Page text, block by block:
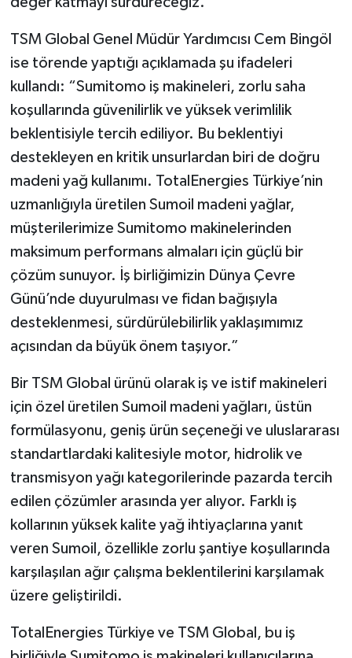
TSM Global Genel Müdür Yardımcısı Cem Bingöl
ise törende yaptığı açıklamada şu ifadeleri
kullandı: “Sumitomo iş makineleri, zorlu saha
koşullarında güvenilirlik ve yüksek verimlilik
beklentisiyle tercih ediliyor. Bu beklentiyi
destekleyen en kritik unsurlardan biri de doğru
madeni yağ kullanımı. TotalEnergies Türkiye’nin
uzmanlığıyla üretilen Sumoil madeni yağlar,
müşterilerimize Sumitomo makinelerinden
maksimum performans almaları için güçlü bir
çözüm sunuyor. İş birliğimizin Dünya Çevre
Günü’nde duyurulması ve fidan bağışıyla
desteklenmesi, sürdürülebilirlik yaklaşımımız
açısından da büyük önem taşıyor.”
Bir TSM Global ürünü olarak iş ve istif makineleri
için özel üretilen Sumoil madeni yağları, üstün
formülasyonu, geniş ürün seçeneği ve uluslararası
standartlardaki kalitesiyle motor, hidrolik ve
transmisyon yağı kategorilerinde pazarda tercih
edilen çözümler arasında yer alıyor. Farklı iş
kollarının yüksek kalite yağ ihtiyaçlarına yanıt
veren Sumoil, özellikle zorlu şantiye koşullarında
karşılaşılan ağır çalışma beklentilerini karşılamak
üzere geliştirildi.
TotalEnergies Türkiye ve TSM Global, bu iş